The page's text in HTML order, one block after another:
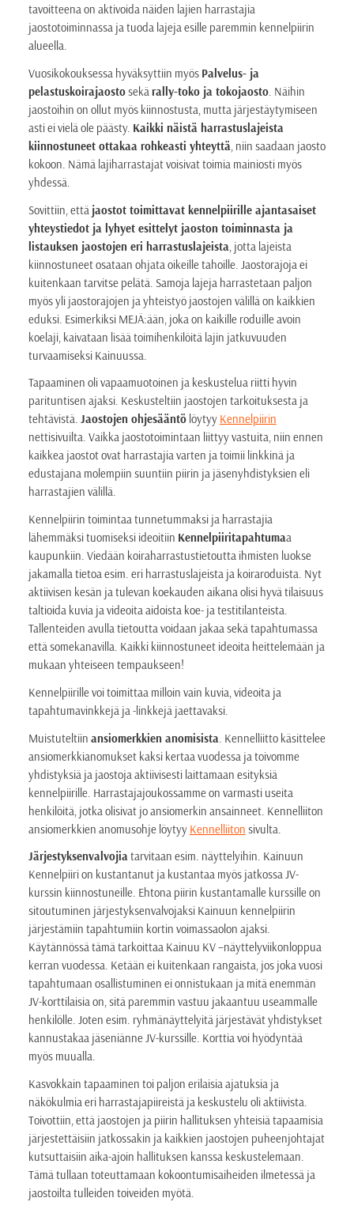
tavoitteena on aktivoida näiden lajien harrastajia
jaostotoiminnassa ja tuoda lajeja esille paremmin kennelpiirin
alueella.
Vuosikokouksessa hyväksyttiin myös Palvelus- ja
pelastuskoirajaostosekä rally-toko ja tokojaosto. Näihin
jaostoihin on ollut myös kiinnostusta, mutta järjestäytymiseen
asti ei vielä ole päästy. Kaikki näistä harrastuslajeista
kiinnostuneet ottakaa rohkeasti yhteyttä , niin saadaan jaosto
kokoon. Nämä lajiharrastajat voisivat toimia mainiosti myös
yhdessä.
Sovittiin, että jaostot toimittavat kennelpiirille ajantasaiset
yhteystiedot ja lyhyet esittelyt jaoston toiminnasta ja
listauksen jaostojen eri harrastuslajeista , jotta lajeista
kiinnostuneet osataan ohjata oikeille tahoille. Jaostorajoja ei
kuitenkaan tarvitse pelätä. Samoja lajeja harrastetaan paljon
myös yli jaostorajojen ja yhteistyö jaostojen välillä on kaikkien
eduksi. Esimerkiksi MEJÄ:ään, joka on kaikille roduille avoin
koelaji, kaivataan lisää toimihenkilöitä lajin jatkuvuuden
turvaamiseksi Kainuussa.
Tapaaminen oli vapaamuotoinen ja keskustelua riitti hyvin
parituntisen ajaksi. Keskusteltiin jaostojen tarkoituksesta ja
tehtävistä. Jaostojen ohjesääntölöytyy Kennelpiirin
nettisivuilta. Vaikka jaostotoimintaan liittyy vastuita, niin ennen
kaikkea jaostot ovat harrastajia varten ja toimii linkkinä ja
edustajana molempiin suuntiin piirin ja jäsenyhdistyksien eli
harrastajien välillä.
Kennelpiirin toimintaa tunnetummaksi ja harrastajia
lähemmäksi tuomiseksi ideoitiin Kennelpiiritapahtumaa
kaupunkiin. Viedään koiraharrastustietoutta ihmisten luokse
jakamalla tietoa esim. eri harrastuslajeista ja koiraroduista. Nyt
aktiivisen kesän ja tulevan koekauden aikana olisi hyvä tilaisuus
taltioida kuvia ja videoita aidoista koe- ja testitilanteista.
Tallenteiden avulla tietoutta voidaan jakaa sekä tapahtumassa
että somekanavilla. Kaikki kiinnostuneet ideoita heittelemään ja
mukaan yhteiseen tempaukseen!
Kennelpiirille voi toimittaa milloin vain kuvia, videoita ja
tapahtumavinkkejä ja -linkkejä jaettavaksi.
Muistuteltiin ansiomerkkien anomisista . Kennelliitto käsittelee
ansiomerkkianomukset kaksi kertaa vuodessa ja toivomme
yhdistyksiä ja jaostoja aktiivisesti laittamaan esityksiä
kennelpiirille. Harrastajajoukossamme on varmasti useita
henkilöitä, jotka olisivat jo ansiomerkin ansainneet. Kennelliiton
ansiomerkkien anomusohje löytyy Kennelliiton sivulta.
Järjestyksenvalvojiatarvitaan esim. näyttelyihin. Kainuun
Kennelpiiri on kustantanut ja kustantaa myös jatkossa JV-
kurssin kiinnostuneille. Ehtona piirin kustantamalle kurssille on
sitoutuminen järjestyksenvalvojaksi Kainuun kennelpiirin
järjestämiin tapahtumiin kortin voimassaolon ajaksi.
Käytännössä tämä tarkoittaa Kainuu KV –näyttelyviikonloppua
kerran vuodessa. Ketään ei kuitenkaan rangaista, jos joka vuosi
tapahtumaan osallistuminen ei onnistukaan ja mitä enemmän
JV-korttilaisia on, sitä paremmin vastuu jakaantuu useammalle
henkilölle. Joten esim. ryhmänäyttelyitä järjestävät yhdistykset
kannustakaa jäseniänne JV-kurssille. Korttia voi hyödyntää
myös muualla.
Kasvokkain tapaaminen toi paljon erilaisia ajatuksia ja
näkökulmia eri harrastajapiireistä ja keskustelu oli aktiivista.
Toivottiin, että jaostojen ja piirin hallituksen yhteisiä tapaamisia
järjestettäisiin jatkossakin ja kaikkien jaostojen puheenjohtajat
kutsuttaisiin aika-ajoin hallituksen kanssa keskustelemaan.
Tämä tullaan toteuttamaan kokoontumisaiheiden ilmetessä ja
jaostoilta tulleiden toiveiden myötä.